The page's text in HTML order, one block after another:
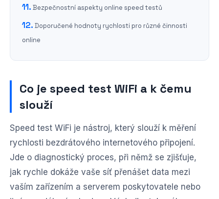
Bezpečnostní aspekty online speed testů
Doporučené hodnoty rychlosti pro různé činnosti
online
Co je speed test WiFi a k čemu
slouží
Speed test WiFi je nástroj, který slouží k měření
rychlosti bezdrátového internetového připojení.
Jde o diagnostický proces, při němž se zjišťuje,
jak rychle dokáže vaše síť přenášet data mezi
vaším zařízením a serverem poskytovatele nebo